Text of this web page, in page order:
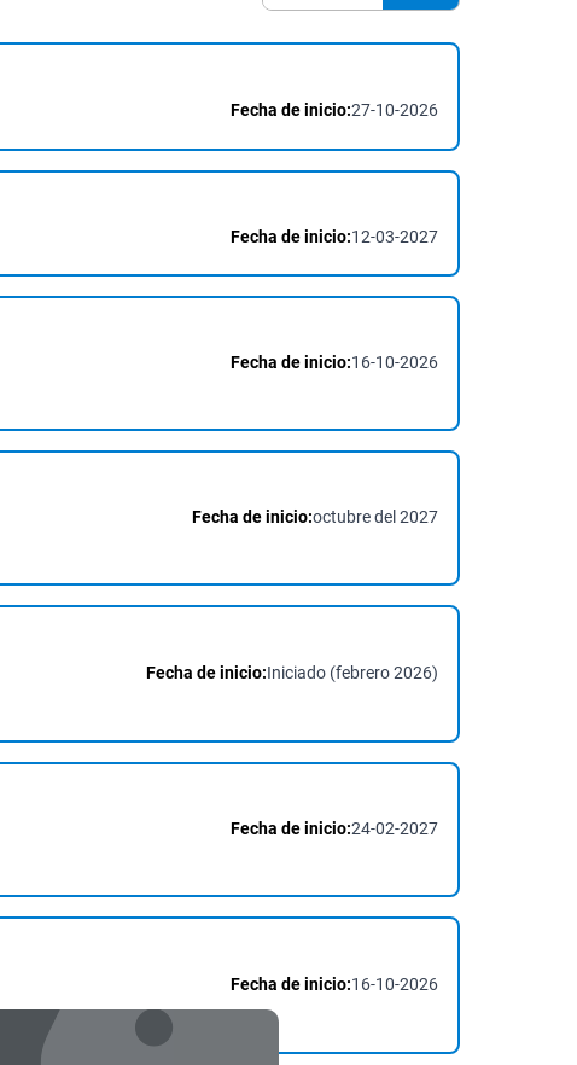
Fecha de inicio:27-10-2026
Fecha de inicio:12-03-2027
Fecha de inicio:16-10-2026
Fecha de inicio:octubre del 2027
Fecha de inicio:Iniciado (febrero 2026)
Fecha de inicio:24-02-2027
Fecha de inicio:16-10-2026